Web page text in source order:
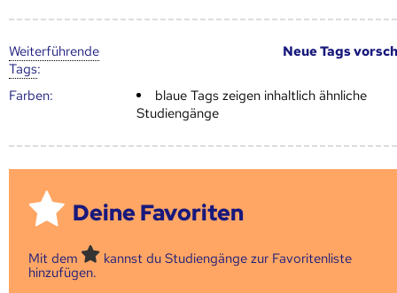
Weiter­führende
Tags:
Neue Tags
Farben:
blaue Tags zeigen inhaltlich ähnliche
Studiengänge
Deine Favoriten
Mit dem
kannst du Studiengänge zur Favoritenliste
hinzufügen.